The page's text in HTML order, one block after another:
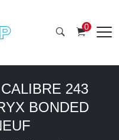
0
243
BONDED